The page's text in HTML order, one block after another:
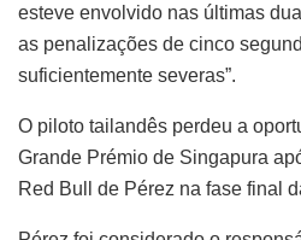
esteve envolvido nas últimas
as penalizações de cinco
suficientemente severas”.
O piloto tailandês perdeu a
Grande Prémio de Singapura
Red Bull de Pérez na fase final